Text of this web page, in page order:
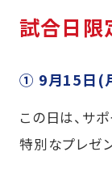
試合日限
① 9月15日(
この日は、サ
特別なプレゼ